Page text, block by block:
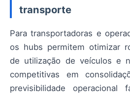
transporte
Para transportadoras e
os hubs permitem otimizar
de utilização de veículos e
competitivas em
previsibilidade